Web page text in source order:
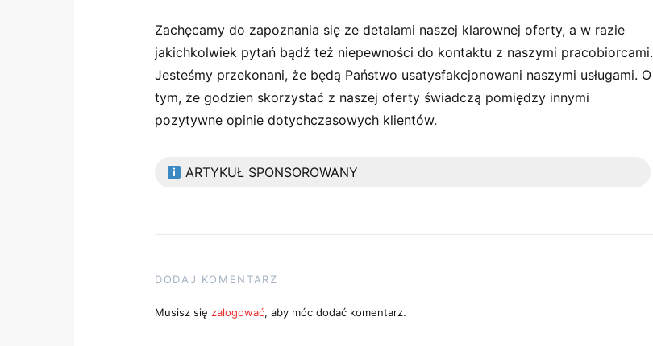
Zachęcamy do zapoznania się ze detalami naszej klarownej oferty, a w razie
jakichkolwiek pytań bądź też niepewności do kontaktu z naszymi pracobiorcami.
Jesteśmy przekonani, że będą Państwo usatysfakcjonowani naszymi usługami. O
tym, że godzien skorzystać z naszej oferty świadczą pomiędzy innymi
pozytywne opinie dotychczasowych klientów.
ARTYKUŁ SPONSOROWANY
DODAJ KOMENTARZ
Musisz się zalogować, aby móc dodać komentarz.